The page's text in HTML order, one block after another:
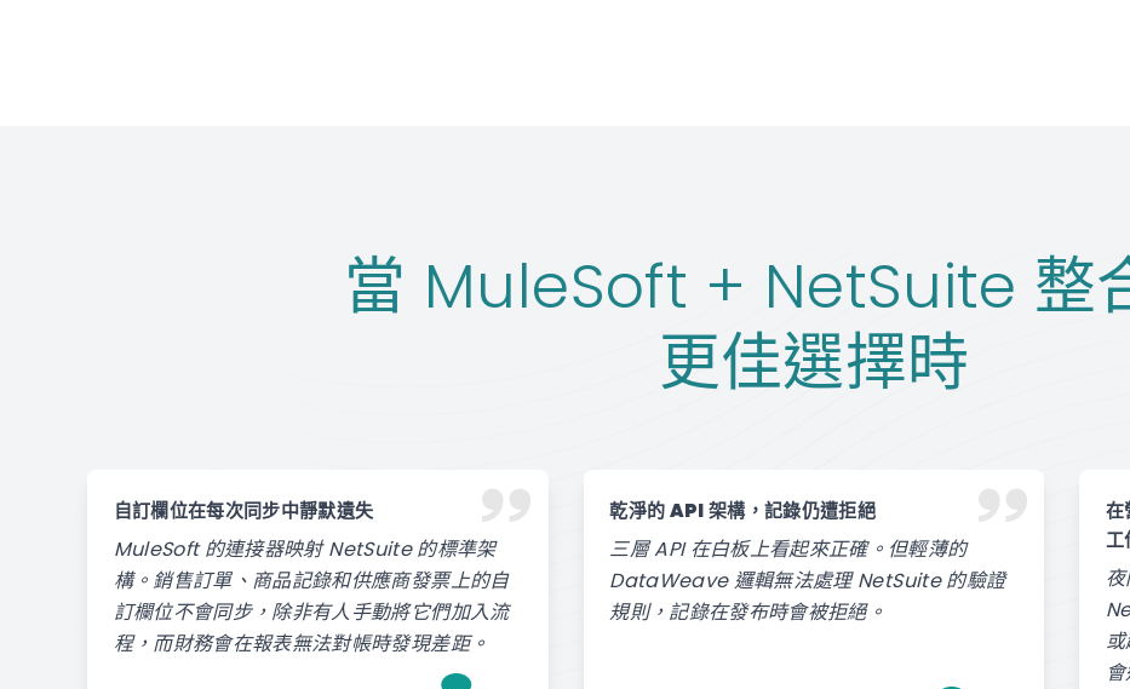
當 MuleSoft + NetSuite 整
更佳選擇時
自訂欄位在每次同步中靜默遺失
MuleSoft 的連接器映射 NetSuite 的標準架
構。銷售訂單、商品記錄和供應商發票上的自
訂欄位不會同步，除非有人手動將它們加入流
程，而財務會在報表無法對帳時發現差距。
乾淨的 API 架構，記錄仍遭拒絕
三層 API 在白板上看起來正確。但輕薄的
DataWeave 邏輯無法處理 NetSuite 的驗證
規則，記錄在發布時會被拒絕。
在
工